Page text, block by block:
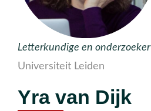
Letterkundige en onderzoeker
Universiteit Leiden
Yra van Dijk